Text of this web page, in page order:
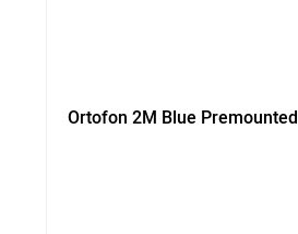
Ortofon 2M Blue Premounted